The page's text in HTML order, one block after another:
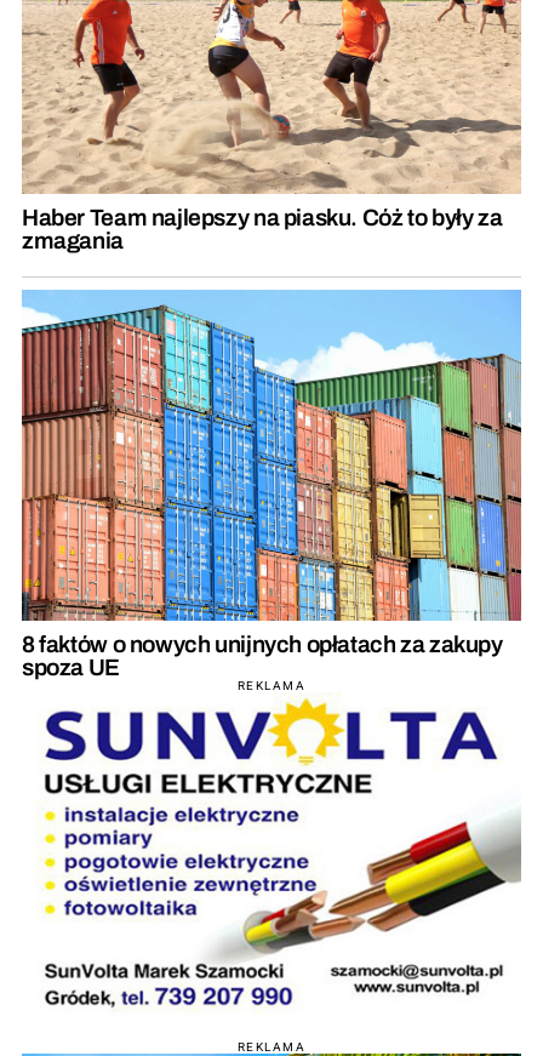
Haber Team najlepszy na piasku. Cóż to były za
zmagania
8 faktów o nowych unijnych opłatach za zakupy
spoza UE
REKLAMA
REKLAMA